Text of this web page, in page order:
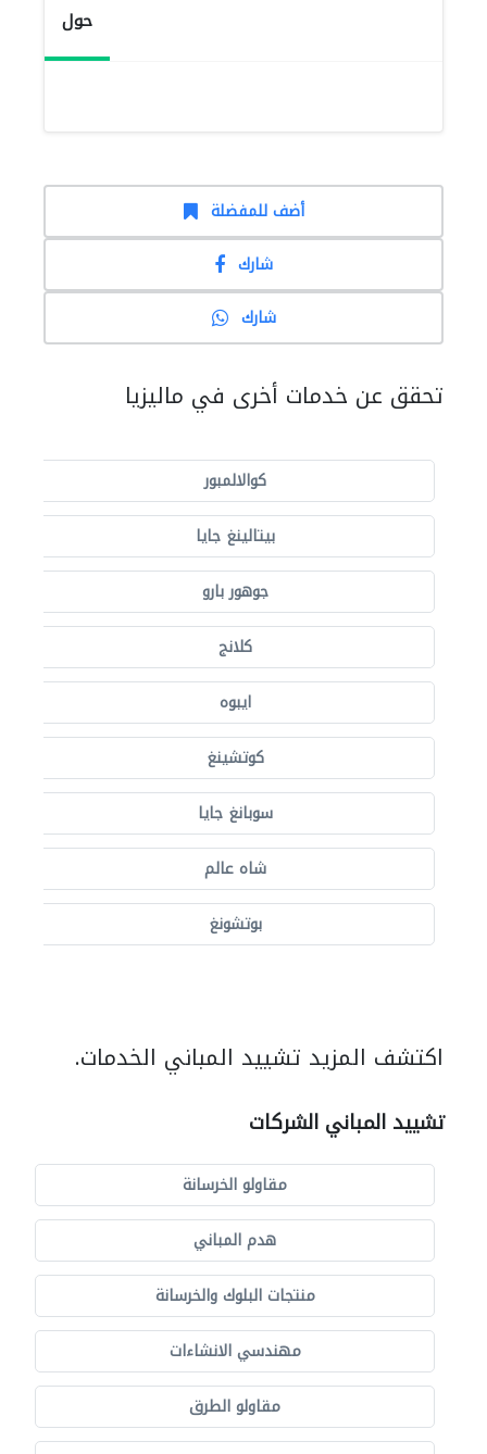
حول
أضف للمفضلة
شارك
شارك
تحقق عن خدمات أخرى في ماليزيا
كوالالمبور
بيتالينغ جايا
جوهور بارو
كلانج
ايبوه
كوتشينغ
سوبانغ جايا
شاه عالم
بوتشونغ
اكتشف المزيد تشييد المباني الخدمات.
تشييد المباني الشركات
مقاولو الخرسانة
هدم المباني
منتجات البلوك والخرسانة
مهندسي الانشاءات
مقاولو الطرق